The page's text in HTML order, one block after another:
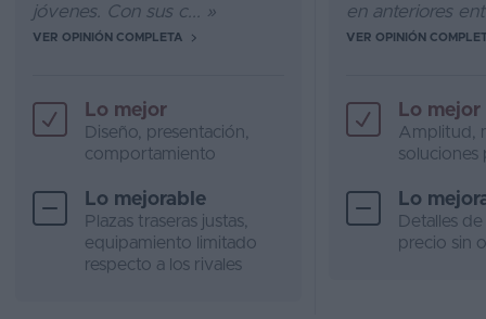
jóvenes. Con sus c... »
VER OPINIÓN COMPLETA
Lo mejor
Diseño, presentación,
comportamiento
Lo mejorable
Plazas traseras justas,
equipamiento limitado
respecto a los rivales
en anteriores
VER OPINIÓN
Lo mejor
Amplitud,
soluciones
Lo
Detalles
precio sin